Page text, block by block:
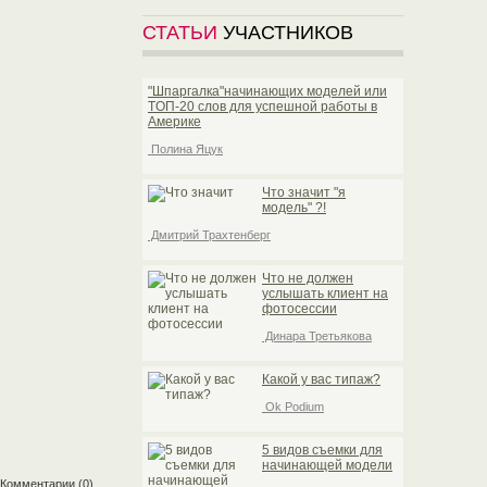
Комментарии (0)
СТАТЬИ УЧАСТНИКОВ
"Шпаргалка"начинающих моделей или
TOП-20 слов для успешной работы в
Америке
Полина Яцук
Что значит "я
модель" ?!
Дмитрий Трахтенберг
Что не должен
услышать клиент на
фотосессии
Динара Третьякова
Какой у вас типаж?
Ok Podium
5 видов съемки для
начинающей модели